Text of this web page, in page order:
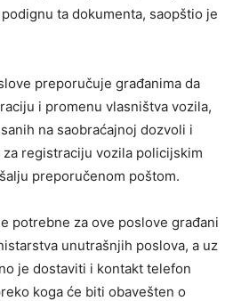
ta dokumenta, saopštio je
preporučuje građanima da
i promenu vlasništva vozila,
na saobraćajnoj dozvoli i
registraciju vozila policijskim
preporučenom poštom.
potrebne za ove poslove građani
unutrašnjih poslova, a uz
je dostaviti i kontakt telefon
koga će biti obavešten o